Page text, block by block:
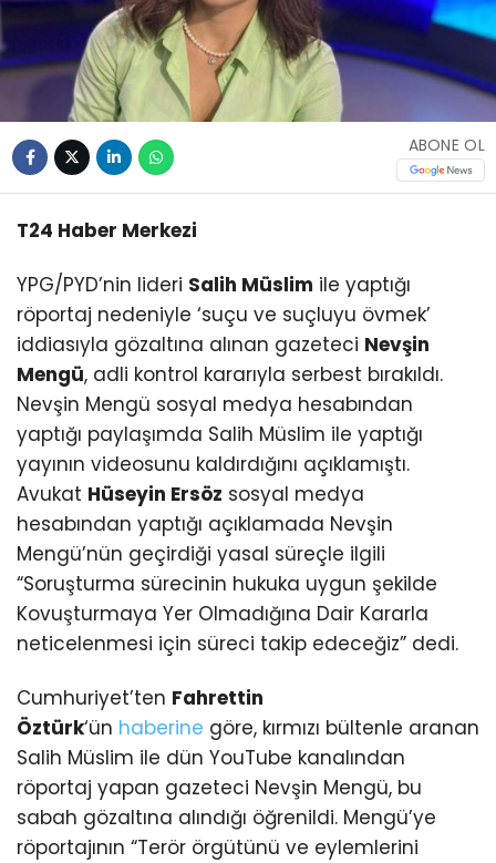
ABONE OL
T24 Haber Merkezi
YPG/PYD’nin lideri Salih Müslim ile yaptığı
röportaj nedeniyle ‘suçu ve suçluyu övmek’
iddiasıyla gözaltına alınan gazeteci Nevşin
Mengü, adli kontrol kararıyla serbest bırakıldı.
Nevşin Mengü sosyal medya hesabından
yaptığı paylaşımda Salih Müslim ile yaptığı
yayının videosunu kaldırdığını açıklamıştı.
Avukat Hüseyin Ersöz sosyal medya
hesabından yaptığı açıklamada Nevşin
Mengü’nün geçirdiği yasal süreçle ilgili
“Soruşturma sürecinin hukuka uygun şekilde
Kovuşturmaya Yer Olmadığına Dair Kararla
neticelenmesi için süreci takip edeceğiz” dedi.
Cumhuriyet’ten Fahrettin
Öztürk‘ün haberine göre, kırmızı bültenle aranan
Salih Müslim ile dün YouTube kanalından
röportaj yapan gazeteci Nevşin Mengü, bu
sabah gözaltına alındığı öğrenildi. Mengü’ye
röportajının “Terör örgütünü ve eylemlerini